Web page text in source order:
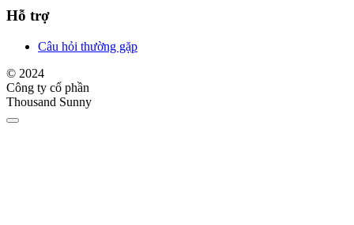
Hỗ trợ
Câu hỏi thường gặp
© 2024
Công ty cổ phần
Thousand Sunny